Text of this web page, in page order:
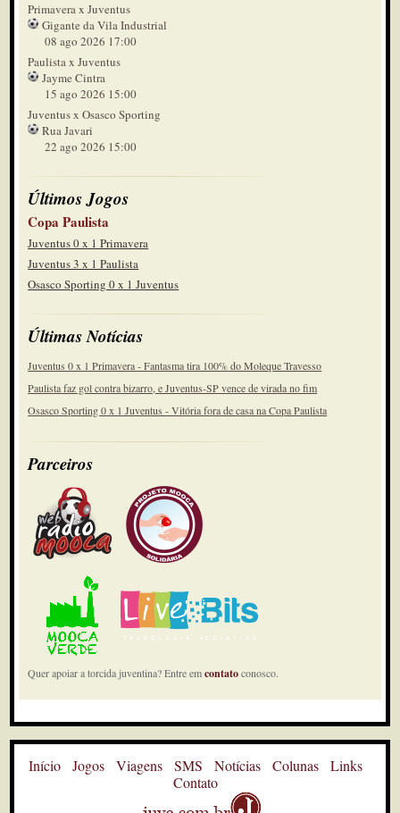
Primavera x Juventus
Gigante da Vila Industrial
08 ago 2026 17:00
Paulista x Juventus
Jayme Cintra
15 ago 2026 15:00
Juventus x Osasco Sporting
Rua Javari
22 ago 2026 15:00
Últimos Jogos
Copa Paulista
Juventus 0 x 1 Primavera
Juventus 3 x 1 Paulista
Osasco Sporting 0 x 1 Juventus
Últimas Notícias
Juventus 0 x 1 Primavera - Fantasma tira 100% do Moleque Travesso
Paulista faz gol contra bizarro, e Juventus-SP vence de virada no fim
Osasco Sporting 0 x 1 Juventus - Vitória fora de casa na Copa Paulista
Parceiros
Quer apoiar a torcida juventina? Entre emcontatoconosco.
Início Jogos Viagens SMS Notícias Colunas
Links
Contato